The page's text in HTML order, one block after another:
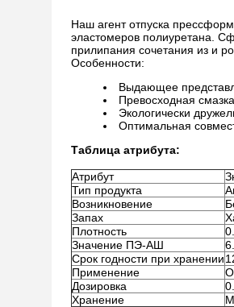
Наш агент отпуска
эластомеров полиуретана.
прилипания сочетания из и
Особенности:
Выдающее
Превосходная
Экологически
Оптимальная
Таблица атрибута:
Атрибут
Тип продукта
Возникновение
Запах
Плотность
Значение ПЭ-АШ
Срок годности при хранении
Применение
Дозировка
Хранение